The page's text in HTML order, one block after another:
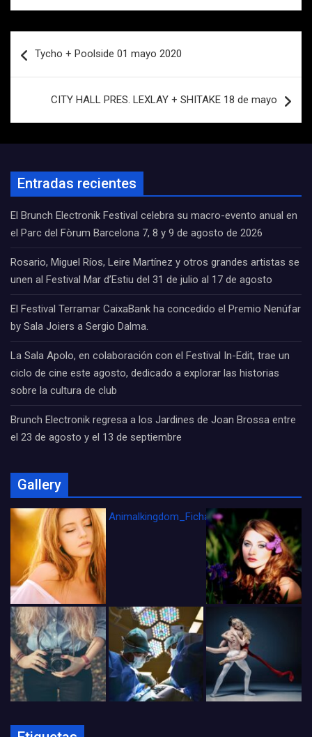
de
Tycho + Poolside 01 mayo 2020
CITY HALL PRES. LEXLAY + SHITAKE 18 de mayo
Entradas recientes
El Brunch Electronik Festival celebra su macro-evento anual en
el Parc del Fòrum Barcelona 7, 8 y 9 de agosto de 2026
Rosario, Miguel Ríos, Leire Martínez y otros grandes artistas se
unen al Festival Mar d’Estiu del 31 de julio al 17 de agosto
El Festival Terramar CaixaBank ha concedido el Premio Nenúfar
by Sala Joiers a Sergio Dalma.
La Sala Apolo, en colaboración con el Festival In-Edit, trae un
ciclo de cine este agosto, dedicado a explorar las historias
sobre la cultura de club
Brunch Electronik regresa a los Jardines de Joan Brossa entre
el 23 de agosto y el 13 de septiembre
Gallery
Animalkingdom_FichaCine